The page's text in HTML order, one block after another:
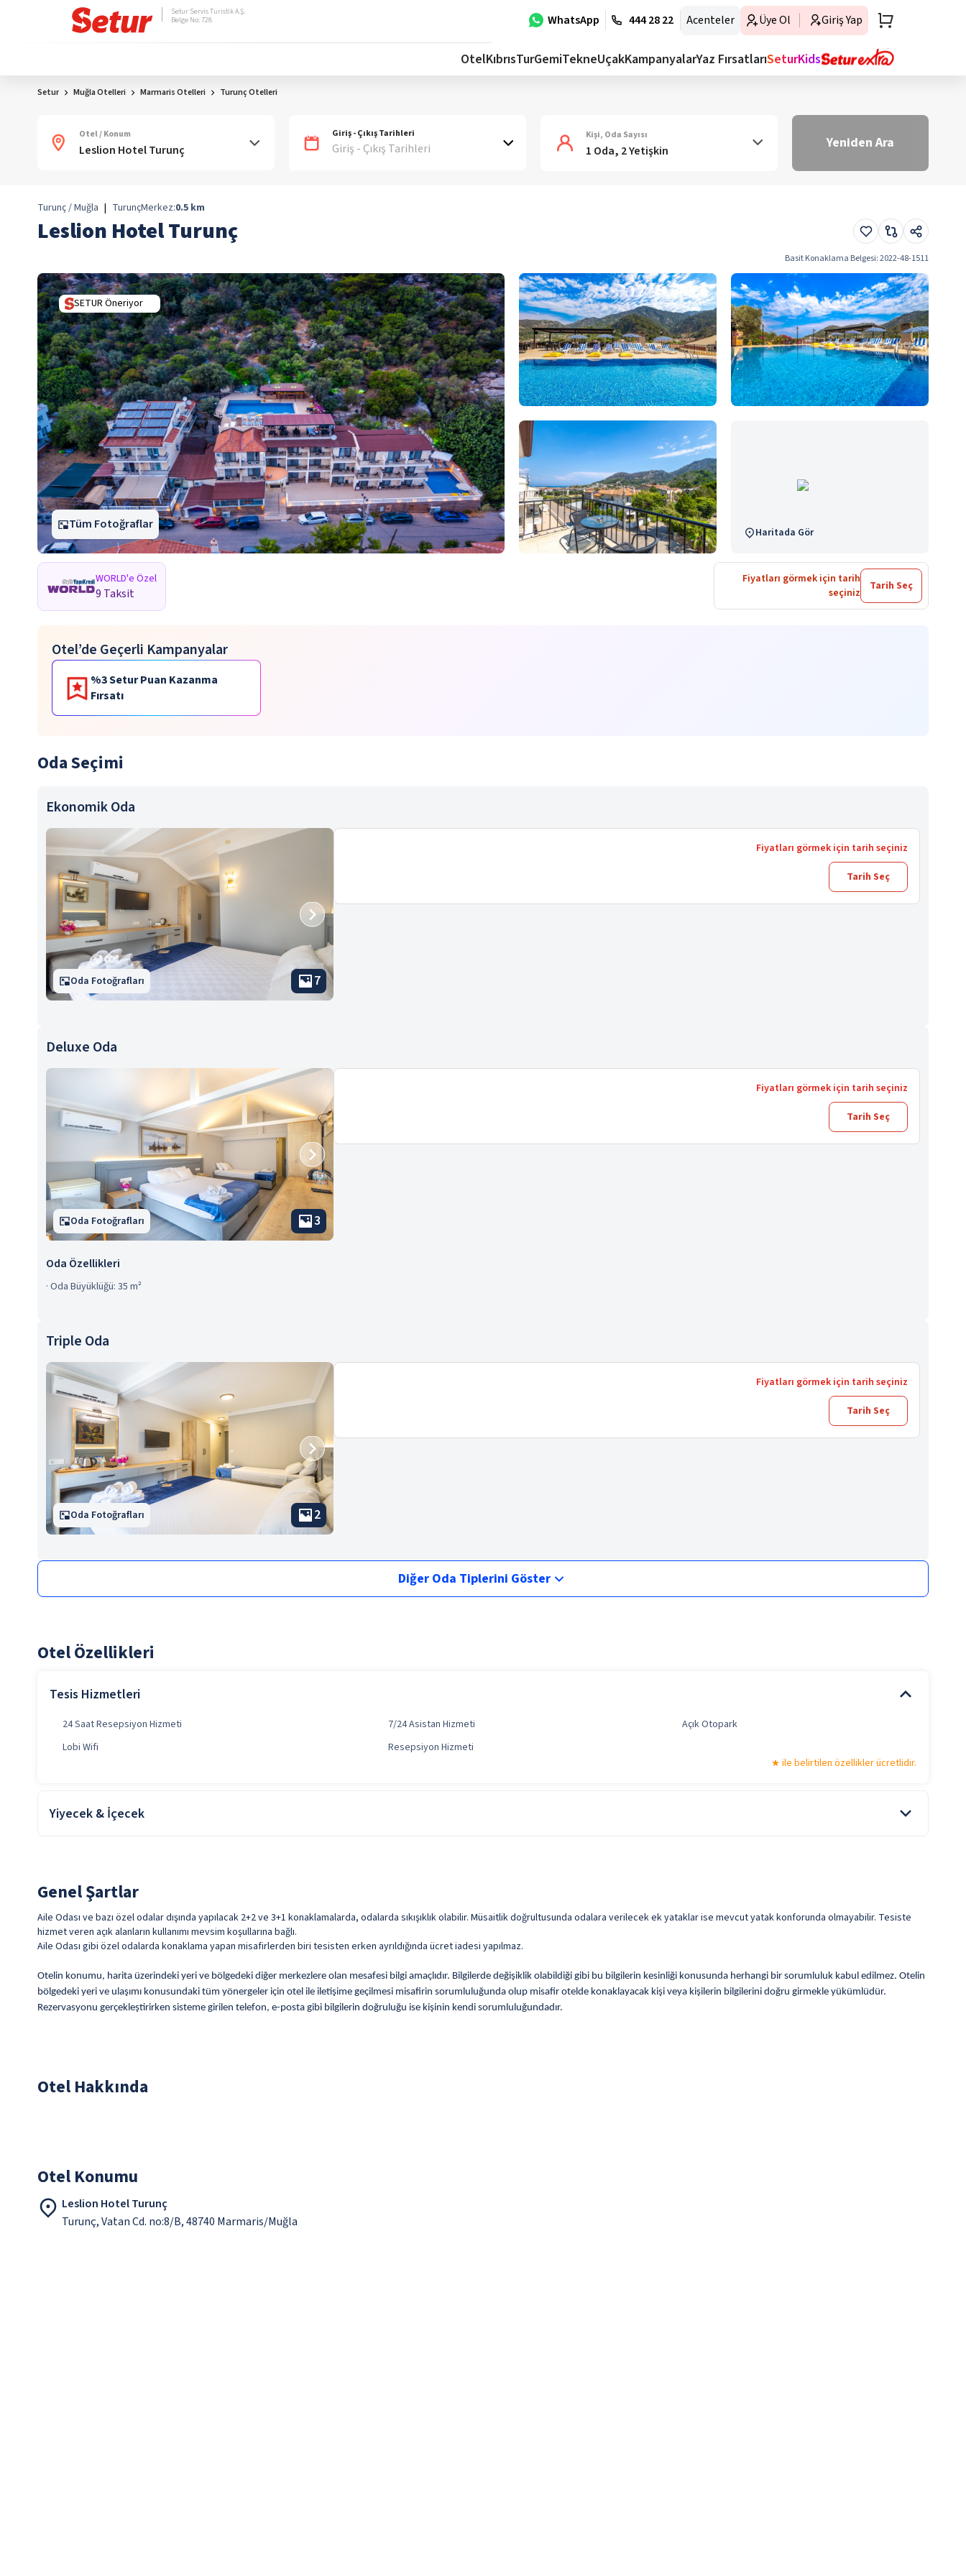
WhatsApp 444 28 22 Acenteler Üye Ol Giriş Yap
Setur Servis Turistik A.Ş.
Belge No: 728
OtelKıbrısTurGemiTekneUçakKampanyalarYaz FırsatlarıSeturKids
Setur Muğla Otelleri Marmaris Otelleri Turunç Otelleri
Otel / Konum Giriş - Çıkış Tarihleri
Giriş - Çıkış Tarihleri
Kişi, Oda Sayısı
1 Oda, 2 Yetişkin Yeniden Ara
Turunç / Muğla | TurunçMerkez:0.5 km
Leslion Hotel Turunç
Basit Konaklama Belgesi:2022-48-1511
SETUR Öneriyor
Tüm Fotoğraflar
Haritada Gör
WORLD'e Özel
9 Taksit
Fiyatları görmek için tarih
seçiniz
Tarih Seç
Otel’de Geçerli Kampanyalar
%3 Setur Puan Kazanma
Fırsatı
Oda Seçimi
Ekonomik Oda
Oda Fotoğrafları 7
Fiyatları görmek için tarih seçiniz
Tarih Seç
Deluxe Oda
Oda Fotoğrafları 3
Oda Özellikleri
· Oda Büyüklüğü: 35 m²
Fiyatları görmek için tarih seçiniz
Tarih Seç
Triple Oda
Oda Fotoğrafları 2
Fiyatları görmek için tarih seçiniz
Tarih Seç
Diğer Oda Tiplerini Göster
Otel Özellikleri
Tesis Hizmetleri
24 Saat Resepsiyon Hizmeti 7/24 Asistan Hizmeti
Açık Otopark
Lobi Wifi
Resepsiyon Hizmeti
ile belirtilen özellikler ücretlidir.
Yiyecek & İçecek
Genel Şartlar
Aile Odası ve bazı özel odalar dışında yapılacak 2+2 ve 3+1 konaklamalarda, odalarda sıkışıklık olabilir. Müsaitlik doğrultusunda odalara verilecek ek yataklar ise mevcut yatak konforunda olmayabilir. Tesiste
hizmet veren açık alanların kullanımı mevsim koşullarına bağlı.
Aile Odası gibi özel odalarda konaklama yapan misafirlerden biri tesisten erken ayrıldığında ücret iadesi yapılmaz.
Otelin konumu, harita üzerindeki yeri ve bölgedeki diğer merkezlere olan mesafesi bilgi amaçlıdır. Bilgilerde değişiklik olabildiği gibi bu bilgilerin kesinliği konusunda herhangi bir sorumluluk kabul edilmez. Otelin
bölgedeki yeri ve ulaşımı konusundaki tüm yönergeler için otel ile iletişime geçilmesi misafirin sorumluluğunda olup misafir otelde konaklayacak kişi veya kişilerin bilgilerini doğru girmekle yükümlüdür.
Rezervasyonu gerçekleştirirken sisteme girilen telefon, e-posta gibi bilgilerin doğruluğu ise kişinin kendi sorumluluğundadır.
Otel Hakkında
Otel Konumu
Leslion Hotel Turunç
Turunç, Vatan Cd. no:8/B, 48740 Marmaris/Muğla